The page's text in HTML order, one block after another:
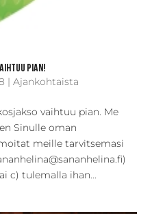
pian!
|Ajankohtaista
vaihtuu pian. Me
Sinulle oman
meille tarvitsemasi
c) tulemalla ihan...